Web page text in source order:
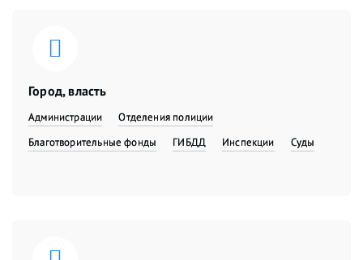
Город, власть
Администрации
Отделения полиции
Благотворительные фонды
ГИБДД Инспекции Суды